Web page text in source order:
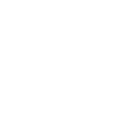
llegando a anotar
desde la zona de
A diferencia de
mostrar su poderío
triples, sobre